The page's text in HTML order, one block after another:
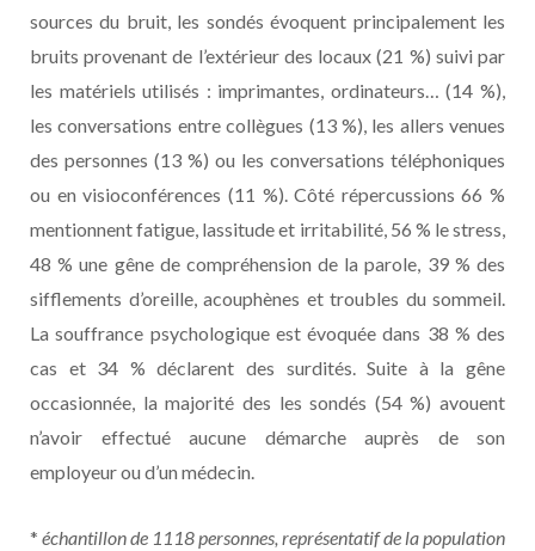
sources du bruit, les sondés évoquent principalement les
bruits provenant de l’extérieur des locaux (21 %) suivi par
les matériels utilisés : imprimantes, ordinateurs… (14 %),
les conversations entre collègues (13 %), les allers venues
des personnes (13 %) ou les conversations téléphoniques
ou en visioconférences (11 %). Côté répercussions 66 %
mentionnent fatigue, lassitude et irritabilité, 56 % le stress,
48 % une gêne de compréhension de la parole, 39 % des
sifflements d’oreille, acouphènes et troubles du sommeil.
La souffrance psychologique est évoquée dans 38 % des
cas et 34 % déclarent des surdités. Suite à la gêne
occasionnée, la majorité des les sondés (54 %) avouent
n’avoir effectué aucune démarche auprès de son
employeur ou d’un médecin.
* échantillon de 1118 personnes, représentatif de la population